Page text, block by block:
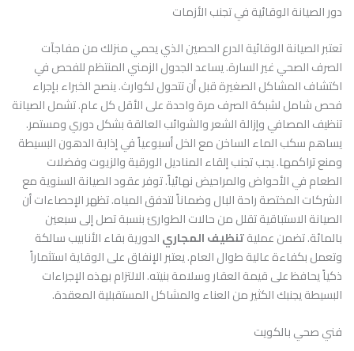
دور الصيانة الوقائية في تجنب الأزمات
تعتبر الصيانة الوقائية الدرع الحصين الذي يحمي منزلك من مفاجآت
الصرف الصحي غير السارة. يساعد الجدول الزمني المنتظم للفحص في
اكتشاف المشاكل الصغيرة قبل أن تتحول لكوارث. ينصح الخبراء بإجراء
فحص شامل لشبكة الصرف مرة واحدة على الأقل كل عام. تشمل الصيانة
تنظيف المصافي وإزالة الشعر والشوائب العالقة بشكل دوري ومستمر.
يساهم سكب الماء الساخن مع الخل أسبوعياً في إذابة الدهون البسيطة
ومنع تراكمها. يجب تجنب إلقاء المناديل الورقية والزيوت وفضلات
الطعام في الأحواض والمراحيض نهائياً. توفر عقود الصيانة السنوية مع
الشركات المختصة راحة البال وضماناً لتدفق المياه. تظهر الإحصاءات أن
الصيانة الاستباقية تقلل من حالات الطوارئ بنسبة تصل إلى سبعين
بالمائة. تضمن عمليةتنظيف المجاريالدورية بقاء الأنابيب سالكة
وتعمل بكفاءة عالية طوال العام. يعتبر الإنفاق على الوقاية استثماراً
ذكياً يحافظ على قيمة العقار وسلامة بنيته. الالتزام بهذه الإجراءات
البسيطة يجنبك الكثير من العناء والمشاكل المستقبلية المعقدة.
فني صحي بالكويت